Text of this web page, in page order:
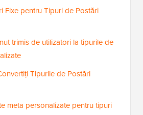
Fixe pentru Tipuri de Postări
trimis de utilizatori la tipurile de
Tipurile de Postări
meta personalizate pentru tipuri